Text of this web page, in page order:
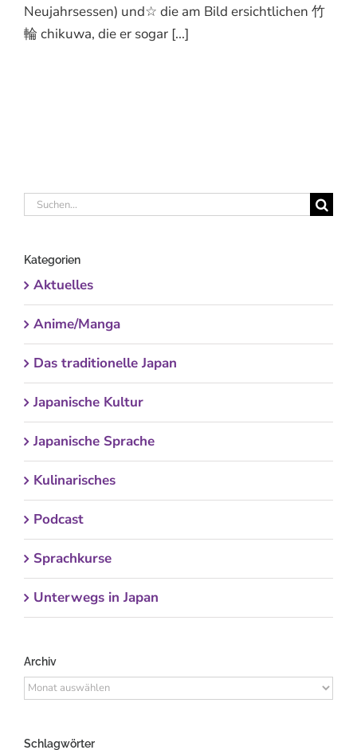
Neujahrsessen) und☆ die am Bild ersichtlichen 竹
輪 chikuwa, die er sogar [...]
Suche
Kategorien
Aktuelles
Anime/Manga
Das traditionelle Japan
Japanische Kultur
Japanische Sprache
Kulinarisches
Podcast
Sprachkurse
Unterwegs in Japan
Archiv
Archiv
Schlagwörter